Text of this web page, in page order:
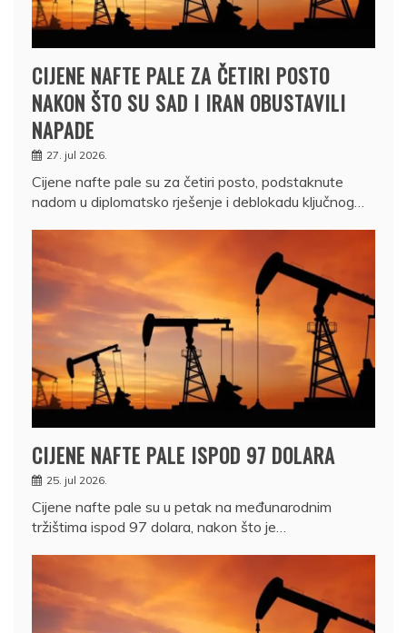
CIJENE NAFTE PALE ZA ČETIRI POSTO
NAKON ŠTO SU SAD I IRAN OBUSTAVILI
NAPADE
27. jul 2026.
Cijene nafte pale su za četiri posto, podstaknute
nadom u diplomatsko rješenje i deblokadu ključnog…
CIJENE NAFTE PALE ISPOD 97 DOLARA
25. jul 2026.
Cijene nafte pale su u petak na međunarodnim
tržištima ispod 97 dolara, nakon što je…